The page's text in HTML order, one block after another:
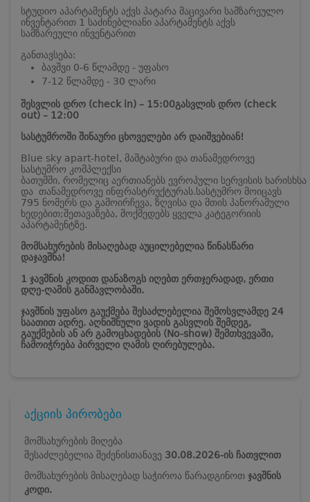
სტუდიო აპარტამენტს აქვს პატარა მაცივარი სამზარეულო
ინვენტარით 1 საძინებლიანი აპარტამენტს აქვს
სამზარეული ინვენტარით
განთავსება:
ბავშვი 0-6 წლამდე - უფასო
7-12 წლამდე - 30 ლარი
შესვლის დრო (check in) – 15:00გასვლის დრო (check
out) – 12:00
სასტუმროში შინაური ცხოველები არ დაიშვებიან!
Blue sky apart-hotel, მაშტაბური და თანამედროვე
სასტუმრო კომპლექსი
ბათუმში, რომელიც აერთიანებს ევროპული სერვისის ხარისხსა
და თანამედროვე ინფრასტრუქტურას.სასტუმრო მოიცავს
795 ნომერს და გამოირჩევა, ზღვისა და მთის პანორამული
ხედებით;შეთავაზება, მოქმედებს ყველა კატეგორიის
აპარტამენტზე.
მომსახურების მისაღებად აუცილებელია წინასწარი
დაჯავშნა!
1 ჯავშნის კოდით დანაზოგს იღებთ ერთჯერადად, ერთი
დღე-ღამის განმავლობაში.
ჯავშნის უფასო გაუქმება შესაძლებელია შემოსვლამდე 24
საათით ადრე. აღნიშნული ვადის გასვლის შემდეგ,
გაუქმების ან არ გამოცხადების (No-show) შემთხვევაში,
ჩამოიჭრება პირველი ღამის ღირებულება.
აქციის პირობები
მომსახურების მიღება
შესაძლებელია შეძენისთანავე 30.08.2026-ის ჩათვლით
მომსახურების მისაღებად საჭიროა წარადგინოთ ჯავშნის
კოდი.